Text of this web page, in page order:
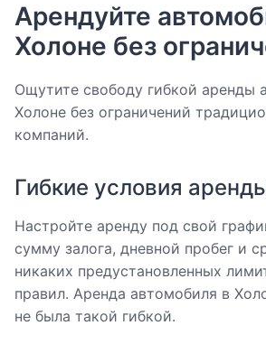
Арендуйте
Холоне без
Ощутите свободу гибкой аренды
Холоне без ограничений
компаний.
Гибкие условия
Настройте аренду под свой
сумму залога, дневной пробег и
никаких предустановленных
правил. Аренда автомобиля в
не была такой гибкой.